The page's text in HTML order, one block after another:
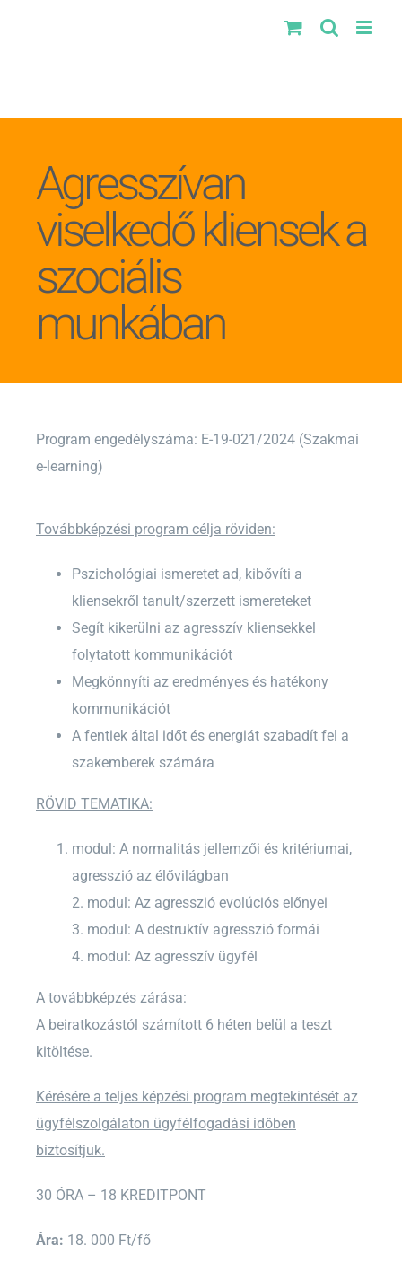
Agresszívan
viselkedő kliensek a
szociális
munkában
Program engedélyszáma: E-19-021/2024 (Szakmai
e-learning)
Továbbképzési program célja röviden:
Pszichológiai ismeretet ad, kibővíti a
kliensekről tanult/szerzett ismereteket
Segít kikerülni az agresszív kliensekkel
folytatott kommunikációt
Megkönnyíti az eredményes és hatékony
kommunikációt
A fentiek által időt és energiát szabadít fel a
szakemberek számára
RÖVID TEMATIKA:
modul: A normalitás jellemzői és kritériumai,
agresszió az élővilágban
2. modul: Az agresszió evolúciós előnyei
3. modul: A destruktív agresszió formái
4. modul: Az agresszív ügyfél
A továbbképzés zárása:
A beiratkozástól számított 6 héten belül a teszt
kitöltése.
Kérésére a teljes képzési program megtekintését az
ügyfélszolgálaton ügyfélfogadási időben
biztosítjuk.
30 ÓRA – 18 KREDITPONT
Ára: 18. 000 Ft/fő